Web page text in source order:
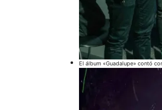
El álbum «Guadalupe» contó